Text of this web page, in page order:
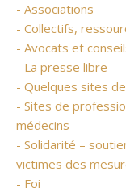
- Associations
- Collectifs,
- Avocats et
- La presse libre
- Quelques sites
- Sites de
médecins
- Solidarité –
victimes des
- Foi